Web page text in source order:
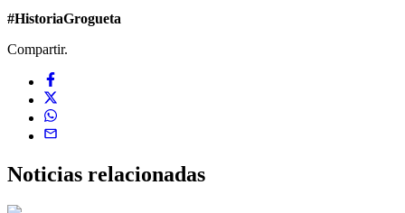
#HistoriaGrogueta
Compartir.
Noticias relacionadas